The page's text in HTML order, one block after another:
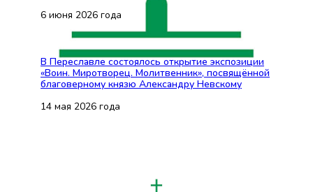
6 июня 2026 года
В Переславле состоялось открытие экспозиции
«Воин. Миротворец. Молитвенник», посвящённой
благоверному князю Александру Невскому
14 мая 2026 года